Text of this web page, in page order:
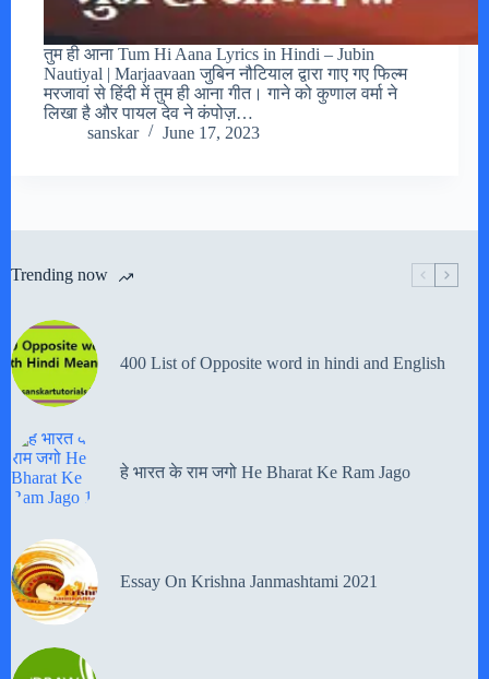
तुम ही आना Tum Hi Aana Lyrics in Hindi – Jubin
Nautiyal | Marjaavaan जुबिन नौटियाल द्वारा गाए गए फिल्म
मरजावां से हिंदी में तुम ही आना गीत। गाने को कुणाल वर्मा ने
लिखा है और पायल देव ने कंपोज़…
sanskar
June 17, 2023
Trending now
400 List of Opposite word in hindi and English
हे भारत के राम जगो He Bharat Ke Ram Jago
Essay On Krishna Janmashtami 2021